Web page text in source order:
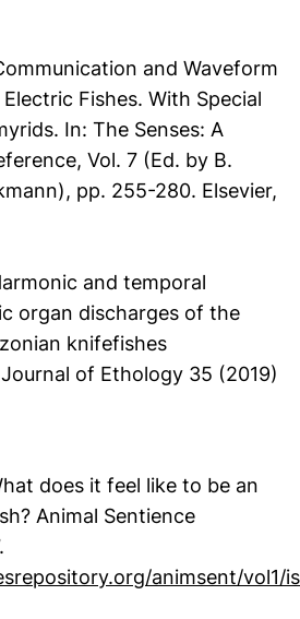
and Waveform
Fishes. With Special
In: The Senses: A
Vol. 7 (Ed. by B.
pp. 255-280. Elsevier,
and temporal
organ discharges of the
knifefishes
of Ethology 35 (2019)
does it feel like to be an
Animal Sentience
animsent/vol1/